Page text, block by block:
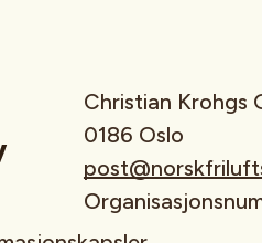
Christian Krohgs
0186 Oslo